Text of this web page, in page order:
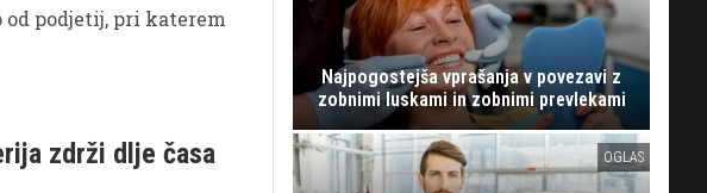
podjetij, pri katerem
zdrži dlje časa
Najpogostejša vprašanja v povezavi z
zobnimi luskami in zobnimi prevlekami
OGLAS